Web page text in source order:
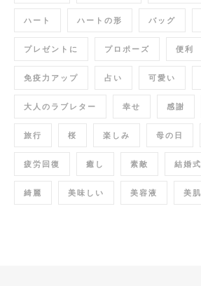
ハート ハートの形 バッグ
プレゼントに プロポーズ 便利
免疫力アップ 占い 可愛い
大人のラブレター 幸せ 感謝
旅行 桜 楽しみ 母の日
疲労回復 癒し 素敵 結婚式
綺麗 美味しい 美容液 美肌